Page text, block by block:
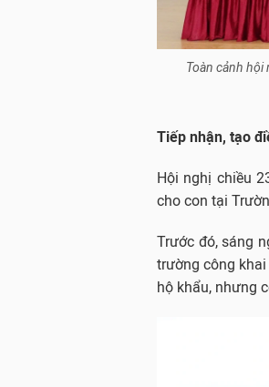
Toàn cảnh
Tiếp nhận, tạo
Hội nghị chiều
cho con tại
Trước đó, sáng
trường công
hộ khẩu, nhưng